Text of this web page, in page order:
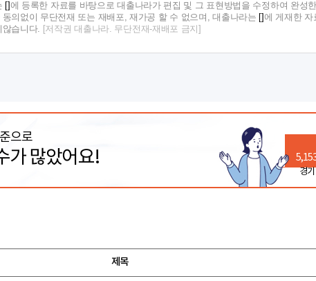
에 등록한 자료를 바탕으로 대출나라가 편집 및 그 표현방법을 수정하여 완성
동의없이 무단전재 또는 재배포, 재가공 할 수 없으며, 대출나라는
에 게재한 자
않습니다.
[저작권 대출나라. 무단전재-재배포 금지]
으로
가 많았어요!
경기
제목